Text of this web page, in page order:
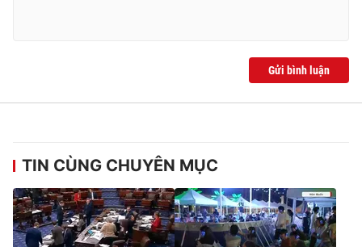
Gửi bình luận
TIN CÙNG CHUYÊN MỤC